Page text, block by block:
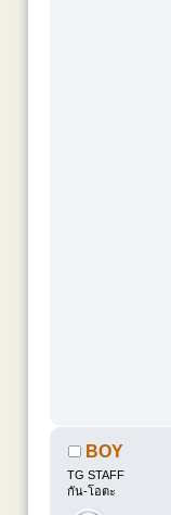
BOY
TG STAFF
กัน-โอตะ